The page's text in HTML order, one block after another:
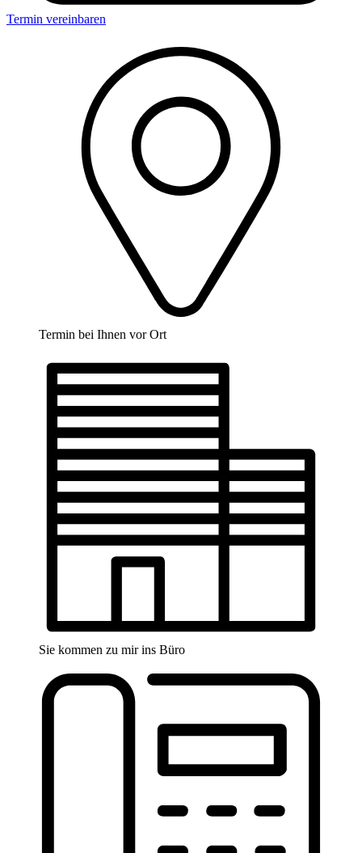
Termin vereinbaren
Termin bei Ihnen vor Ort
Sie kommen zu mir ins Büro